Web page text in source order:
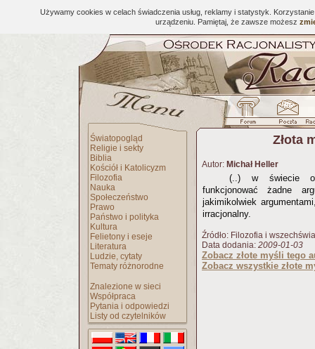
Używamy cookies w celach świadczenia usług, reklamy i statystyk.
urządzeniu. Pamiętaj, że zawsze możesz
Światopogląd
Religie i sekty
Biblia
Kościół i Katolicyzm
Filozofia
Nauka
Społeczeństwo
Prawo
Państwo i polityka
Kultura
Felietony i eseje
Literatura
Ludzie, cytaty
Tematy różnorodne
Znalezione w sieci
Współpraca
Pytania i odpowiedzi
Listy od czytelników
Złota
Autor: Michał Heller
(..) w świecie
funkcjonować żadne
jakimikolwiek
irracjonalny.
Źródło: Filozofia i
Data dodania: 2009-01-03
Zobacz złote myśli tego
Zobacz wszystkie złote